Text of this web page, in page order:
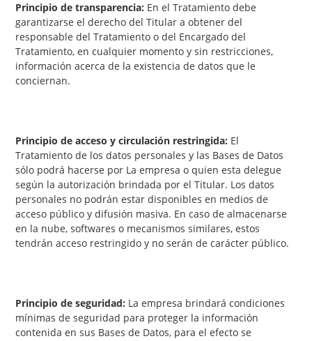
Principio de transparencia: En el Tratamiento debe
garantizarse el derecho del Titular a obtener del
responsable del Tratamiento o del Encargado del
Tratamiento, en cualquier momento y sin restricciones,
información acerca de la existencia de datos que le
conciernan.
Principio de acceso y circulación restringida: El
Tratamiento de los datos personales y las Bases de Datos
sólo podrá hacerse por La empresa o quien esta delegue
según la autorización brindada por el Titular. Los datos
personales no podrán estar disponibles en medios de
acceso público y difusión masiva. En caso de almacenarse
en la nube, softwares o mecanismos similares, estos
tendrán acceso restringido y no serán de carácter público.
Principio de seguridad: La empresa brindará condiciones
mínimas de seguridad para proteger la información
contenida en sus Bases de Datos, para el efecto se